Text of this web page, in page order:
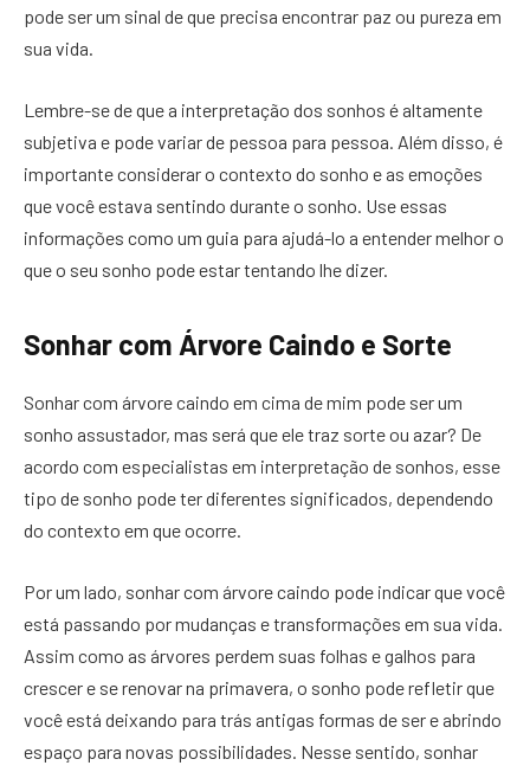
pode ser um sinal de que precisa encontrar paz ou pureza em
sua vida.
Lembre-se de que a interpretação dos sonhos é altamente
subjetiva e pode variar de pessoa para pessoa. Além disso, é
importante considerar o contexto do sonho e as emoções
que você estava sentindo durante o sonho. Use essas
informações como um guia para ajudá-lo a entender melhor o
que o seu sonho pode estar tentando lhe dizer.
Sonhar com Árvore Caindo e Sorte
Sonhar com árvore caindo em cima de mim pode ser um
sonho assustador, mas será que ele traz sorte ou azar? De
acordo com especialistas em interpretação de sonhos, esse
tipo de sonho pode ter diferentes significados, dependendo
do contexto em que ocorre.
Por um lado, sonhar com árvore caindo pode indicar que você
está passando por mudanças e transformações em sua vida.
Assim como as árvores perdem suas folhas e galhos para
crescer e se renovar na primavera, o sonho pode refletir que
você está deixando para trás antigas formas de ser e abrindo
espaço para novas possibilidades. Nesse sentido, sonhar